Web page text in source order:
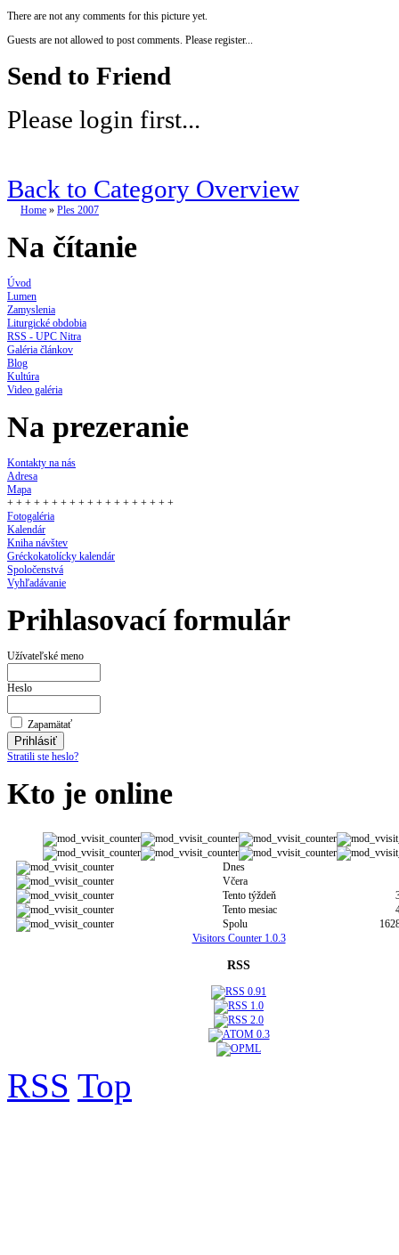
There are not any comments for this picture yet.
Guests are not allowed to post comments. Please register...
Send to Friend
Please login first...
Back to Category Overview
Home » Ples 2007
Na čítanie
Úvod
Lumen
Zamyslenia
Liturgické obdobia
RSS - UPC Nitra
Galéria článkov
Blog
Kultúra
Video galéria
Na prezeranie
Kontakty na nás
Adresa
Mapa
+ + + + + + + + + + + + + + + + + + +
Fotogaléria
Kalendár
Kniha návštev
Gréckokatolícky kalendár
Spoločenstvá
Vyhľadávanie
Prihlasovací formulár
Užívateľské meno
Heslo
Zapamätať
Stratili ste heslo?
Kto je online
Dnes
Včera
Tento týždeň
Tento mesiac
Spolu
Visitors Counter 1.0.3
RSS
RSS Top